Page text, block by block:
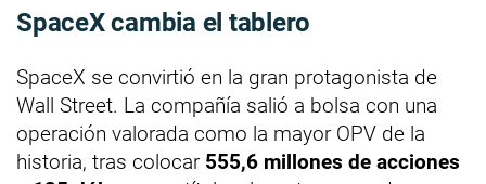
SpaceX cambia el tablero
SpaceX se convirtió en la gran protagonista de
Wall Street. La compañía salió a bolsa con una
operación valorada como la mayor OPV de la
historia, tras colocar 555,6 millones de acciones